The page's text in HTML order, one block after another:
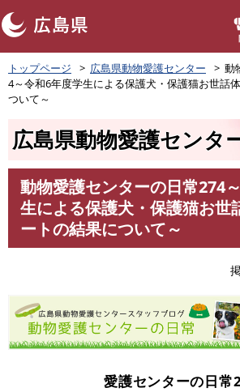
ペ
ー
ジ
トップページ 広島県動物愛護センター
動
4～令和6年度学生による保護犬・保護猫お世話
ついて～
広島県動物愛護センタ
動物愛護センターの日常274
生による保護犬・保護猫お世
ートの結果について～
愛護センターの日常